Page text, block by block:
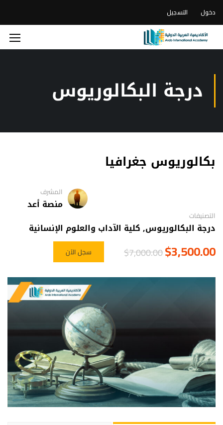
دخول التسجيل
درجة البكالوريوس
بكالوريوس جغرافيا
المشرف
منصة أعد
التصنيفات
درجة البكالوريوس,كلية الآداب والعلوم الإنسانية
$7,000.00$3,500.00 سجل الآن